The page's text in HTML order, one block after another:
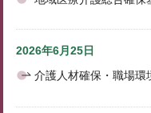
2026年6月25日
介護人材確保・職場環